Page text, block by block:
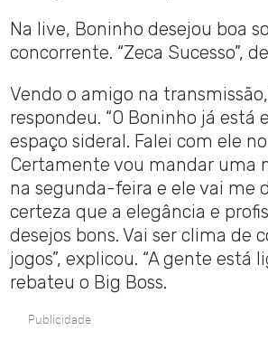
Na live, Boninho desejou boa
concorrente. “Zeca Sucesso”,
Vendo o amigo na
respondeu. “O Boninho já está
espaço sideral. Falei com ele
Certamente vou mandar uma
na segunda-feira e ele vai me
certeza que a elegância e
desejos bons. Vai ser clima de
jogos”, explicou. “A gente está
rebateu o Big Boss.
Publicidade